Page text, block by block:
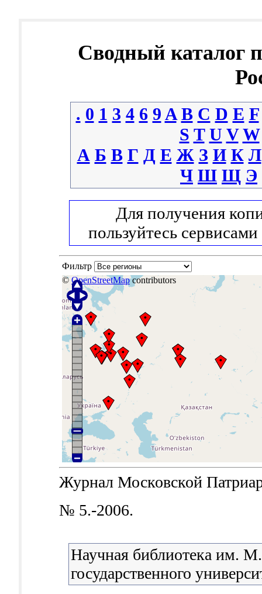
Сводный каталог
. 0 1 3 4 6 9 A B C D E F
S T U V W
А Б В Г Д Е Ж З И К Л
Ч Ш Щ Э
Для получения
пользуйтесь сервисами
Фильтр
© OpenStreetMapcontributors
Журнал Московской
№ 5.-2006.
Научная библиотека им.
государственного